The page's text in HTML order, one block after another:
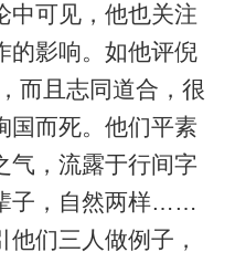
中可见，他也关注
的影响。如他评倪
而且志同道合，很
国而死。他们平素
气，流露于行间字
子，自然两样……
们三人做例子，